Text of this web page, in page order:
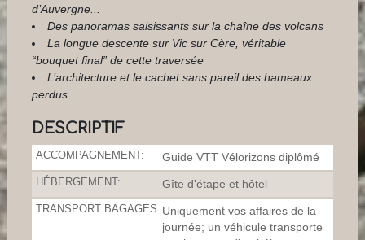
d’Auvergne...
Des panoramas saisissants sur la chaîne des volcans
La longue descente sur Vic sur Cère, véritable
“bouquet final” de cette traversée
L’architecture et le cachet sans pareil des hameaux
perdus
DESCRIPTIF
ACCOMPAGNEMENT: Guide VTT Vélorizons diplômé
HÉBERGEMENT: Gîte d'étape et hôtel
TRANSPORT BAGAGES: Uniquement vos affaires de la
journée; un véhicule transporte